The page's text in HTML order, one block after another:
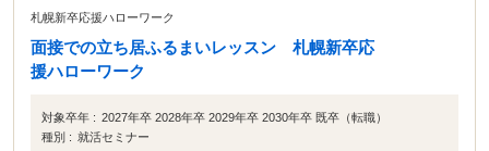
札幌新卒応援ハローワーク
面接での立ち居ふるまいレッスン 札幌新卒応
援ハローワーク
対象卒年 : 2027年卒 2028年卒 2029年卒 2030年卒 既卒（転職）
種別 : 就活セミナー